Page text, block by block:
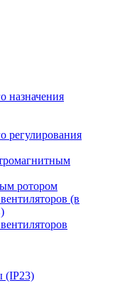
назначения
регулирования
ротором
(в
(IP23)